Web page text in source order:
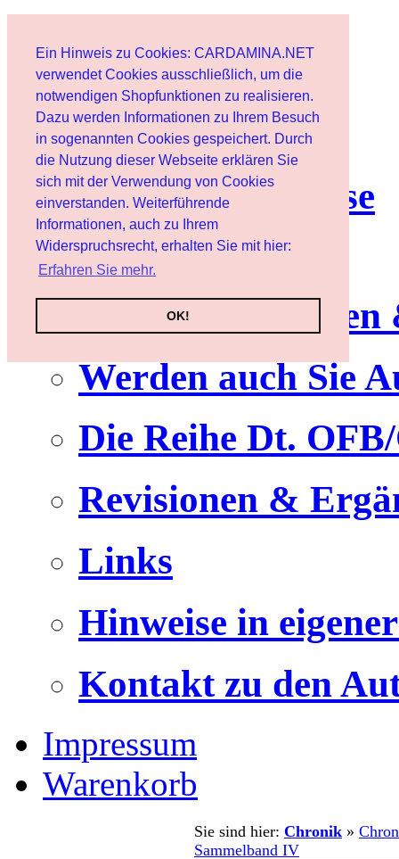
Ein Hinweis zu Cookies: CARDAMINA.NET
verwendet Cookies ausschließlich, um die
notwendigen Shopfunktionen zu realisieren.
Dazu werden Informationen zu Ihrem Besuch
in sogenannten Cookies gespeichert. Durch
die Nutzung dieser Webseite erklären Sie
sich mit der Verwendung von Cookies
einverstanden. Weiterführende
Informationen, auch zu Ihrem
Widerspruchsrecht, erhalten Sie mit hier:
Erfahren Sie mehr.
OK!
Benutzer
Newsletter
Nutzungshinweise
Service
Werden auch Sie
Die Reihe Dt.
Revisionen &
Links
Hinweise in
Kontakt zu den
Impressum
Warenkorb
Sie sind hier: Chronik »
Sammelband IV